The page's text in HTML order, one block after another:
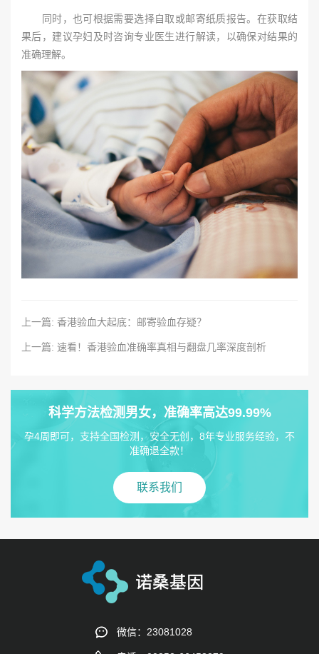
同时，也可根据需要选择自取或邮寄纸质报告。在获取结
果后，建议孕妇及时咨询专业医生进行解读，以确保对结果的
准确理解。
上一篇: 香港验血大起底：邮寄验血存疑？
上一篇: 速看！香港验血准确率真相与翻盘几率深度剖析
科学方法检测男女，准确率高达99.99%
孕4周即可，支持全国检测，安全无创，8年专业服务经验，不
准确退全款！
联系我们
微信：23081028